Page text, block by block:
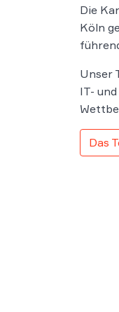
Die
Köln
Unser
IT-
Das